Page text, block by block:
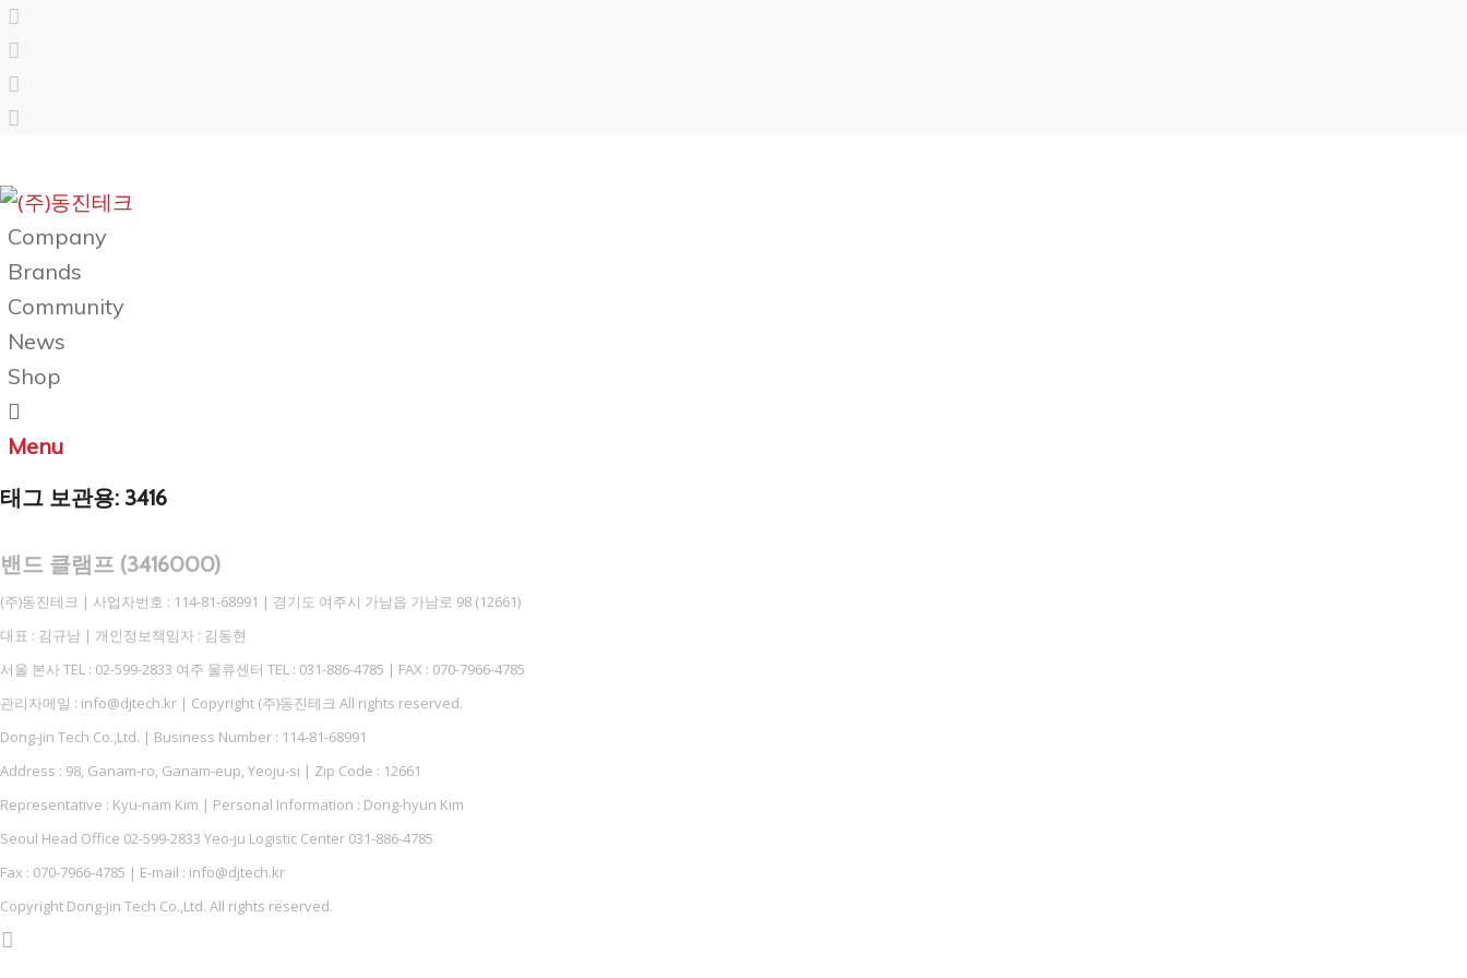
Company
Brands
Community
News
Shop
Menu
태그 보관용: 3416
밴드 클램프 (3416000)
(주)동진테크 | 사업자번호 : 114-81-68991 | 경기도 여주시 가남읍 가남로 98 (12661)
대표 : 김규남 | 개인정보책임자 : 김동현
서울 본사 TEL : 02-599-2833 여주 물류센터 TEL : 031-886-4785 | FAX : 070-7966-4785
관리자메일 : info@djtech.kr | Copyright (주)동진테크 All rights reserved.
Dong-jin Tech Co.,Ltd. | Business Number : 114-81-68991
Address : 98, Ganam-ro, Ganam-eup, Yeoju-si | Zip Code : 12661
Representative : Kyu-nam Kim | Personal Information : Dong-hyun Kim
Seoul Head Office 02-599-2833 Yeo-ju Logistic Center 031-886-4785
Fax : 070-7966-4785 | E-mail : info@djtech.kr
Copyright Dong-jin Tech Co.,Ltd. All rights reserved.